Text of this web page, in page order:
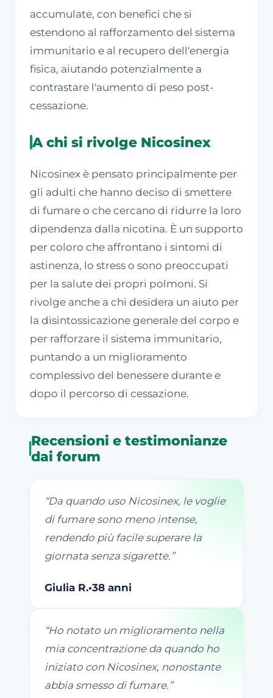
accumulate, con benefici che si
estendono al rafforzamento del sistema
immunitario e al recupero dell'energia
fisica, aiutando potenzialmente a
contrastare l'aumento di peso post-
cessazione.
A chi si rivolge Nicosinex
Nicosinex è pensato principalmente per
gli adulti che hanno deciso di smettere
di fumare o che cercano di ridurre la loro
dipendenza dalla nicotina. È un supporto
per coloro che affrontano i sintomi di
astinenza, lo stress o sono preoccupati
per la salute dei propri polmoni. Si
rivolge anche a chi desidera un aiuto per
la disintossicazione generale del corpo e
per rafforzare il sistema immunitario,
puntando a un miglioramento
complessivo del benessere durante e
dopo il percorso di cessazione.
Recensioni e testimonianze
dai forum
“Da quando uso Nicosinex, le voglie
di fumare sono meno intense,
rendendo più facile superare la
giornata senza sigarette. ”
Giulia R.•38 anni
“Ho notato un miglioramento nella
mia concentrazione da quando ho
iniziato con Nicosinex, nonostante
abbia smesso di fumare. ”